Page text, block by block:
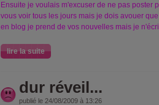
Ensuite je voulais m'excuser de ne pas poster
vous voir tous les jours mais je dois avouer
en blog je prend de vos nouvelles mais je
lire la suite
dur réveil...
publié le 24/08/2009 à 13:26